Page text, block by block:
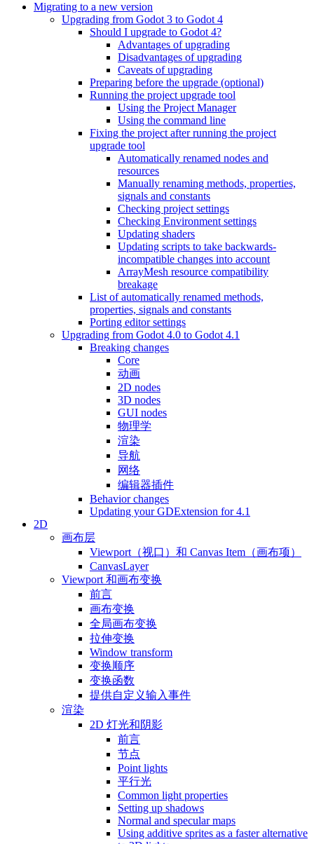
Migrating to a new version
Upgrading from Godot 3 to Godot 4
Should I upgrade to Godot 4?
Advantages of upgrading
Disadvantages of upgrading
Caveats of upgrading
Preparing before the upgrade (optional)
Running the project upgrade tool
Using the Project Manager
Using the command line
Fixing the project after running the project
upgrade tool
Automatically renamed nodes and
resources
Manually renaming methods, properties,
signals and constants
Checking project settings
Checking Environment settings
Updating shaders
Updating scripts to take backwards-
incompatible changes into account
ArrayMesh resource compatibility
breakage
List of automatically renamed methods,
properties, signals and constants
Porting editor settings
Upgrading from Godot 4.0 to Godot 4.1
Breaking changes
Core
动画
2D nodes
3D nodes
GUI nodes
物理学
渲染
导航
网络
编辑器插件
Behavior changes
Updating your GDExtension for 4.1
2D
画布层
Viewport（视口）和 Canvas Item（画布项）
CanvasLayer
Viewport 和画布变换
前言
画布变换
全局画布变换
拉伸变换
Window transform
变换顺序
变换函数
提供自定义输入事件
渲染
2D 灯光和阴影
前言
节点
Point lights
平行光
Common light properties
Setting up shadows
Normal and specular maps
Using additive sprites as a faster alternative